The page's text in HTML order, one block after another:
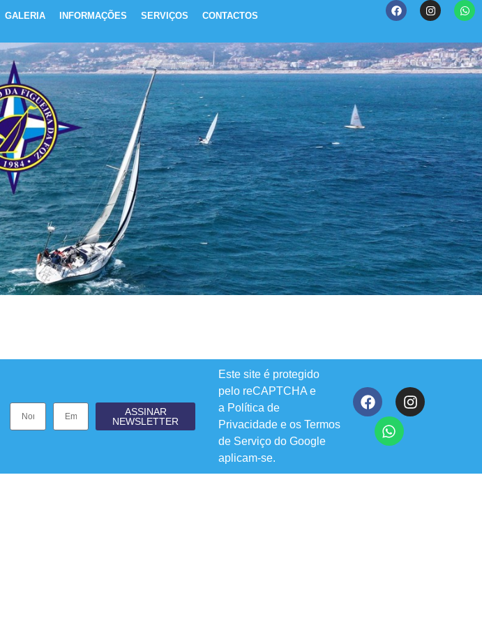
GALERIA INFORMAÇÕES SERVIÇOS CONTACTOS
ASSINAR
NEWSLETTER
Este site é protegido
pelo reCAPTCHA e
a Política de
Privacidade e osTermos
de Serviço do Google
aplicam-se.